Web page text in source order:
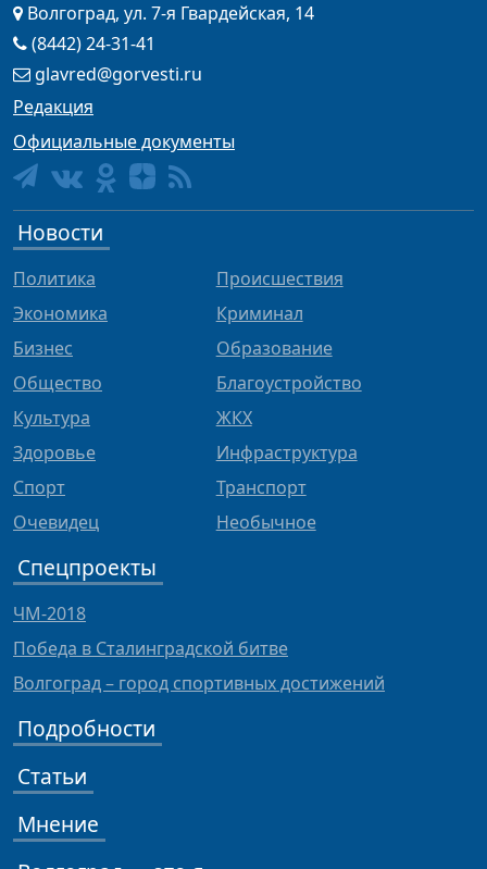
Волгоград, ул. 7-я Гвардейская, 14
(8442) 24-31-41
glavred@gorvesti.ru
Редакция
Официальные документы
Новости
Политика
Экономика
Бизнес
Общество
Культура
Здоровье
Спорт
Очевидец
Происшествия
Криминал
Образование
Благоустройство
ЖКХ
Инфраструктура
Транспорт
Необычное
Спецпроекты
ЧМ-2018
Победа в Сталинградской битве
Волгоград – город спортивных достижений
Подробности
Статьи
Мнение